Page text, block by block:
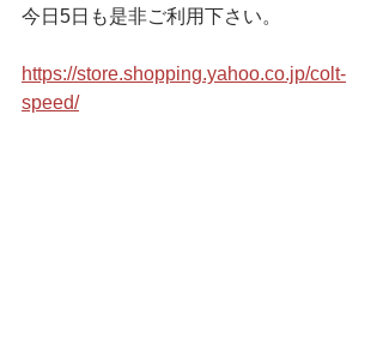
今日5日も是非ご利用下さい。
https://store.shopping.yahoo.co.jp/colt-
speed/